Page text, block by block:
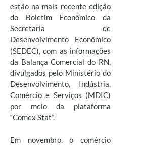
estão na mais recente edição
do Boletim Econômico da
Secretaria de
Desenvolvimento Econômico
(SEDEC), com as informações
da Balança Comercial do RN,
divulgados pelo Ministério do
Desenvolvimento, Indústria,
Comércio e Serviços (MDIC)
por meio da plataforma
“Comex Stat”.
Em novembro, o comércio